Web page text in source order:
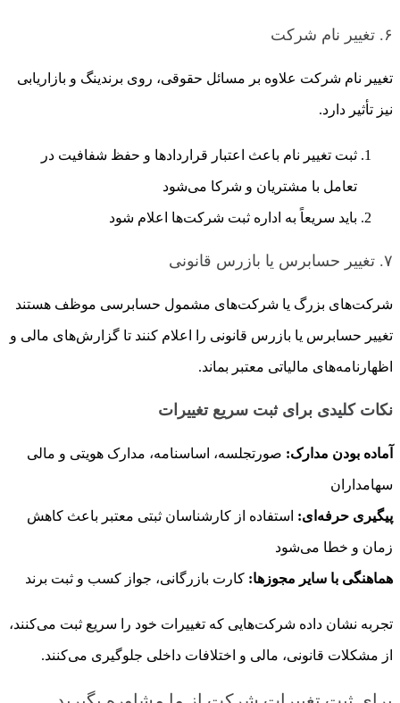
۶. تغییر نام شرکت
تغییر نام شرکت علاوه بر مسائل حقوقی، روی برندینگ و بازاریابی
نیز تأثیر دارد.
ثبت تغییر نام باعث اعتبار قراردادها و حفظ شفافیت در
تعامل با مشتریان و شرکا می‌شود
باید سریعاً به اداره ثبت شرکت‌ها اعلام شود
۷. تغییر حسابرس یا بازرس قانونی
شرکت‌های بزرگ یا شرکت‌های مشمول حسابرسی موظف هستند
تغییر حسابرس یا بازرس قانونی را اعلام کنند تا گزارش‌های مالی و
اظهارنامه‌های مالیاتی معتبر بماند.
نکات کلیدی برای ثبت سریع تغییرات
آماده بودن مدارک: صورتجلسه، اساسنامه، مدارک هویتی و مالی
سهامداران
پیگیری حرفه‌ای: استفاده از کارشناسان ثبتی معتبر باعث کاهش
زمان و خطا می‌شود
هماهنگی با سایر مجوزها: کارت بازرگانی، جواز کسب و ثبت برند
تجربه نشان داده شرکت‌هایی که تغییرات خود را سریع ثبت می‌کنند،
از مشکلات قانونی، مالی و اختلافات داخلی جلوگیری می‌کنند.